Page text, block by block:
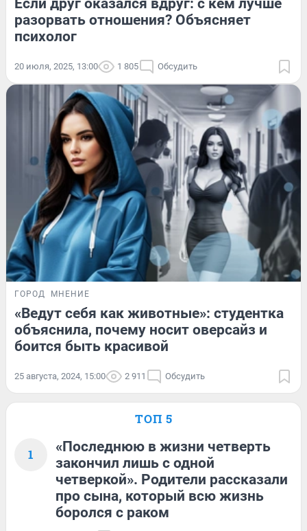
Если друг оказался вдруг: с кем лучше
разорвать отношения? Объясняет
психолог
20 июля, 2025, 13:00 1 805 Обсудить
ГОРОД МНЕНИЕ
«Ведут себя как животные»: студентка
объяснила, почему носит оверсайз и
боится быть красивой
25 августа, 2024, 15:00 2 911 Обсудить
ТОП 5
1
«Последнюю в жизни четверть
закончил лишь с одной
четверкой». Родители рассказали
про сына, который всю жизнь
боролся с раком